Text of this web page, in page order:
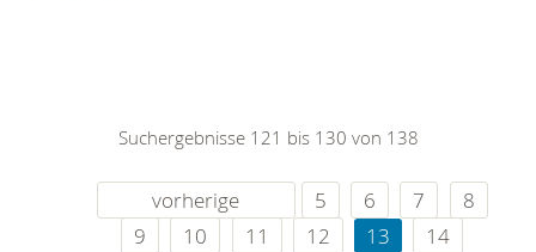
Suchergebnisse 121 bis 130 von 138
vorherige 5 6 7
8
9
10 11 12 13
14